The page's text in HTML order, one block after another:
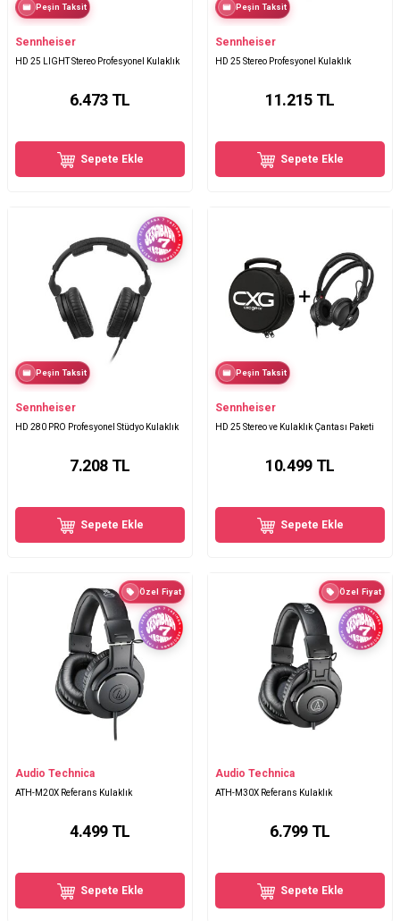
Peşin Taksit
Sennheiser
HD 25 LIGHT Stereo Profesyonel Kulaklık
6.473 TL
Sepete Ekle
Peşin Taksit
Sennheiser
HD 25 Stereo Profesyonel Kulaklık
11.215TL
Sepete Ekle
Peşin Taksit
Sennheiser
HD 280 PRO Profesyonel Stüdyo Kulaklık
7.208 TL
Sepete Ekle
Peşin Taksit
Sennheiser
HD 25 Stereo ve Kulaklık Çantası Paketi
10.499TL
Sepete Ekle
Özel Fiyat
Audio Technica
ATH-M20X Referans Kulaklık
4.499 TL
Sepete Ekle
Özel Fiyat
Audio Technica
ATH-M30X Referans Kulaklık
6.799 TL
Sepete Ekle